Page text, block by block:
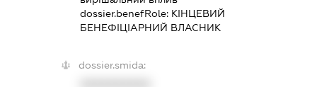
dossier.benefRole: КІНЦЕВИЙ
БЕНЕФІЦІАРНИЙ ВЛАСНИК
dossier.smida: